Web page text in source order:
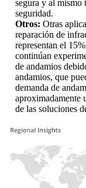
segura y al mismo
seguridad.
Otros: Otras
reparación de
representan el
continúan
de andamios
andamios, que
demanda de
aproximadamente
de las soluciones